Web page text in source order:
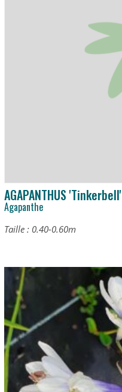
AGAPANTHUS 'Tinkerbell'
Agapanthe
Taille : 0.40-0.60m